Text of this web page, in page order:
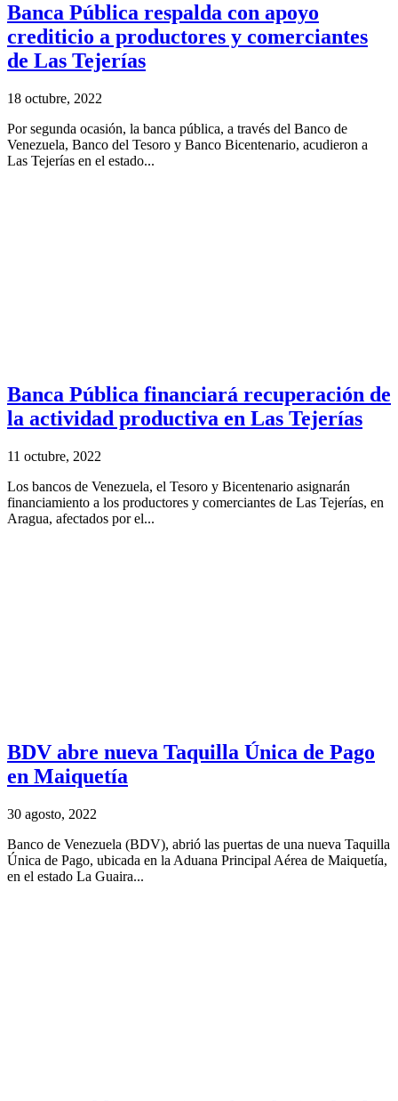
Banca Pública respalda con apoyo
crediticio a productores y comerciantes
de Las Tejerías
18 octubre, 2022
Por segunda ocasión, la banca pública, a través del Banco de
Venezuela, Banco del Tesoro y Banco Bicentenario, acudieron a
Las Tejerías en el estado...
Banca Pública financiará recuperación de
la actividad productiva en Las Tejerías
11 octubre, 2022
Los bancos de Venezuela, el Tesoro y Bicentenario asignarán
financiamiento a los productores y comerciantes de Las Tejerías, en
Aragua, afectados por el...
BDV abre nueva Taquilla Única de Pago
en Maiquetía
30 agosto, 2022
Banco de Venezuela (BDV), abrió las puertas de una nueva Taquilla
Única de Pago, ubicada en la Aduana Principal Aérea de Maiquetía,
en el estado La Guaira...